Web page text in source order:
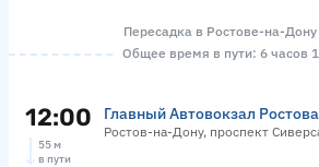
Пересадка в Ростове-на-Дону
Общее время в пути: 6 часов
12:00 Главный Автовокзал Ростова
Ростов-на-Дону, проспект
55 м
в пути